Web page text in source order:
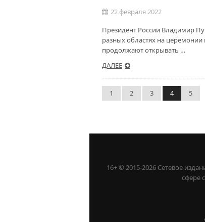
22 февраля 2022
Президент России Владимир
разных областях на
продолжают открывать …
ДАЛЕЕ
1 2 3 4 5
16+ © 2015-2026 Сетевое
сфере